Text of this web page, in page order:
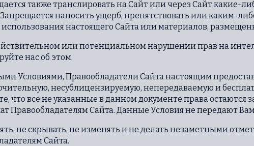
также транслировать на Сайт или через Сайт какие-
наносить ущерб, препятствовать или каким-
настоящего Сайта или материалов,
или потенциальном нарушении прав на
нас об этом.
Условиями, Правообладатели Сайта настоящим
несублицензируемую, непередаваемую и
что все не указанные в данном документе права остаются
Правообладателям Сайта. Данные Условия не передают
не скрывать, не изменять и не делать незаметными
Сайта.